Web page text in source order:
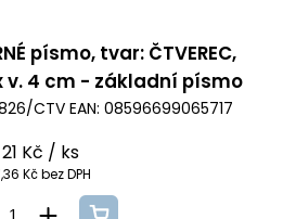
písmo, tvar: ČTVEREC,
v. 4 cm - základní písmo
CTV EAN: 08596699065717
21 Kč / ks
Kč bez DPH